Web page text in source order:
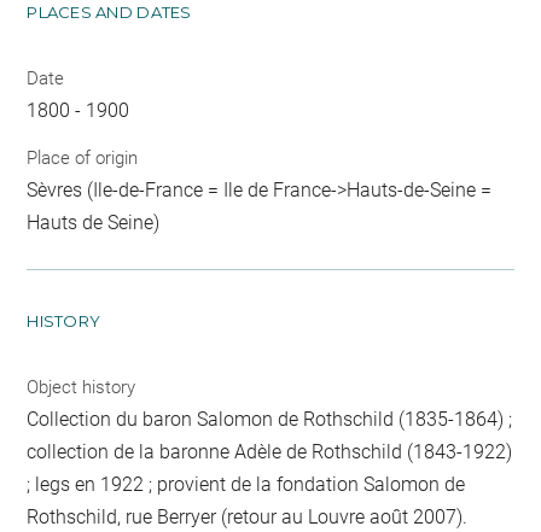
PLACES AND DATES
Date
1800 - 1900
Place of origin
Sèvres (Ile-de-France = Ile de France->Hauts-de-Seine =
Hauts de Seine)
HISTORY
Object history
Collection du baron Salomon de Rothschild (1835-1864) ;
collection de la baronne Adèle de Rothschild (1843-1922)
; legs en 1922 ; provient de la fondation Salomon de
Rothschild, rue Berryer (retour au Louvre août 2007).